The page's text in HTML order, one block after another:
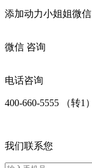
添加动力小姐姐微信
微信 咨询
电话咨询
400-660-5555 （转1）
我们联系您